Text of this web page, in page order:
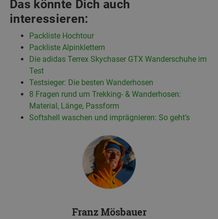
Das könnte Dich auch
interessieren:
Packliste Hochtour
Packliste Alpinklettern
Die adidas Terrex Skychaser GTX Wanderschuhe im
Test
Testsieger: Die besten Wanderhosen
8 Fragen rund um Trekking- & Wanderhosen:
Material, Länge, Passform
Softshell waschen und imprägnieren: So geht’s
Franz Mösbauer